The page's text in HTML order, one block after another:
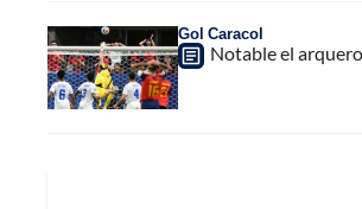
Gol Caracol
Notable el